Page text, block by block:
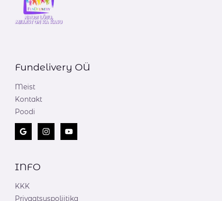
Fundelivery OÜ
Meist
Kontakt
Poodi
INFO
KKK
Privaatsuspoliitika